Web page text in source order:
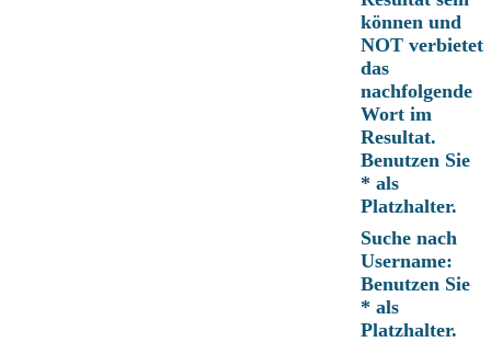
können und
NOT verbietet
das
nachfolgende
Wort im
Resultat.
Benutzen Sie
* als
Platzhalter.
Suche nach
Username:
Benutzen Sie
* als
Platzhalter.